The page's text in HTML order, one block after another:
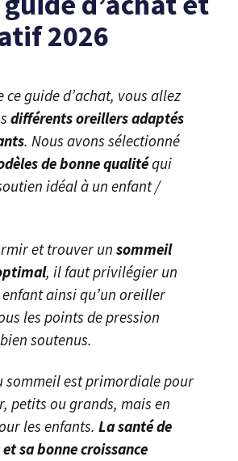
2026
ce guide d’achat, vous allez
différents oreillers adaptés
. Nous avons sélectionné
de bonne qualitéqui
idéal à un enfant /
et trouver un sommeil
, il faut privilégier un
ainsi qu’un oreiller
les points de pression
soutenus.
sommeil est primordiale pour
petits ou grands, mais en
les enfants. La santé de
sa bonne croissance